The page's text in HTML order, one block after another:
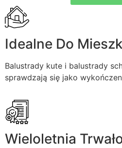
Idealne Do
Balustrady kute i balustrady
sprawdzają się jako
Wieloletnia